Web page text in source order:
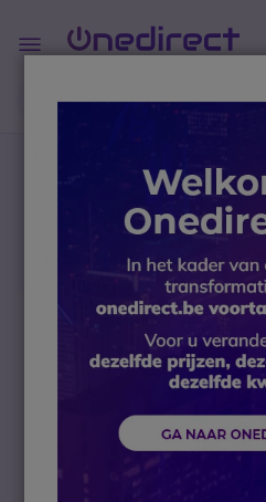
Toggle
Nav
btw)
Portofoons
Motorola R7C UHF - TIA4950
Ga naar het einde van de